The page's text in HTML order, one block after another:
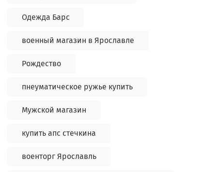
Одежда Барс
военный магазин в Ярославле
Рождество
пнеуматическое ружье купить
Мужской магазин
купить апс стечкина
военторг Ярославль